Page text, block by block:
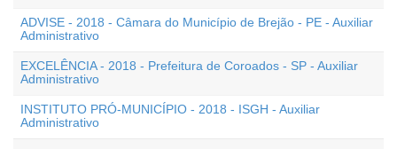
ADVISE - 2018 - Câmara do Município de Brejão - PE - Auxiliar
Administrativo
EXCELÊNCIA - 2018 - Prefeitura de Coroados - SP - Auxiliar
Administrativo
INSTITUTO PRÓ-MUNICÍPIO - 2018 - ISGH - Auxiliar
Administrativo